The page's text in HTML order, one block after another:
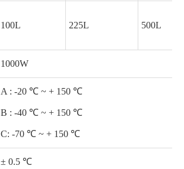
100L 225L 500L
1000W
A : -20 ℃ ~ + 150 ℃
B : -40 ℃ ~ + 150 ℃
C: -70 ℃ ~ + 150 ℃
± 0.5 ℃